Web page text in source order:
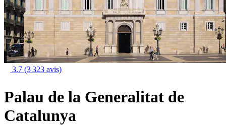
3.7 (3 323 avis)
Palau de la Generalitat de
Catalunya